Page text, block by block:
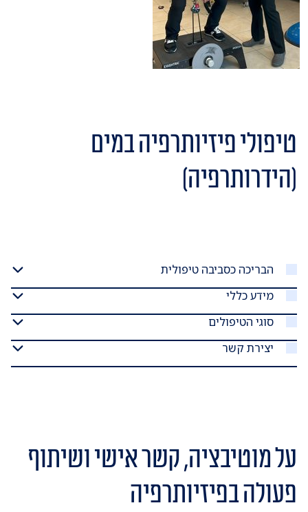
טיפולי פיזיותרפיה במים
(הידרותרפיה)
הבריכה כסביבה טיפולית
מידע כללי
סוגי הטיפולים
יצירת קשר
על מוטיבציה, קשר אישי ושיתוף
פעולה בפיזיותרפיה